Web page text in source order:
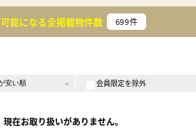
能になる全掲載物件数 699件
会員限定を除外
在お取り扱いがありません。